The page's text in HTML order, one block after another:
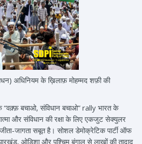
अधिनियम के ख़िलाफ़ मोहम्मद शफ़ी की
“वक़्फ़ बचाओ, संविधान बचाओ” rally भारत के
और संविधान की रक्षा के लिए एकजुट सेक्युलर
जागता सबूत है। सोशल डेमोक्रेटिक पार्टी ऑफ
ओडिशा और पश्चिम बंगाल से लाखों की तादाद